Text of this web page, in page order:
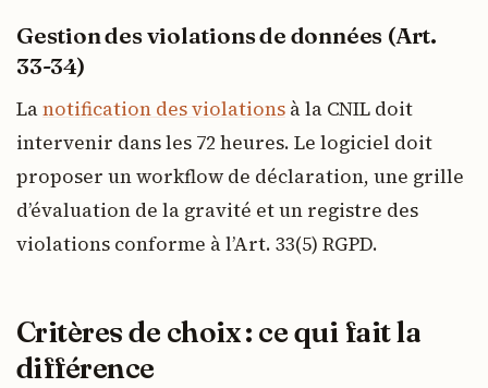
Gestion des violations de données (Art.
33-34)
Lanotification des violations à la CNIL doit
intervenir dans les 72 heures. Le logiciel doit
proposer un workflow de déclaration, une grille
d’évaluation de la gravité et un registre des
violations conforme à l’Art. 33(5) RGPD.
Critères de choix : ce qui fait la
différence